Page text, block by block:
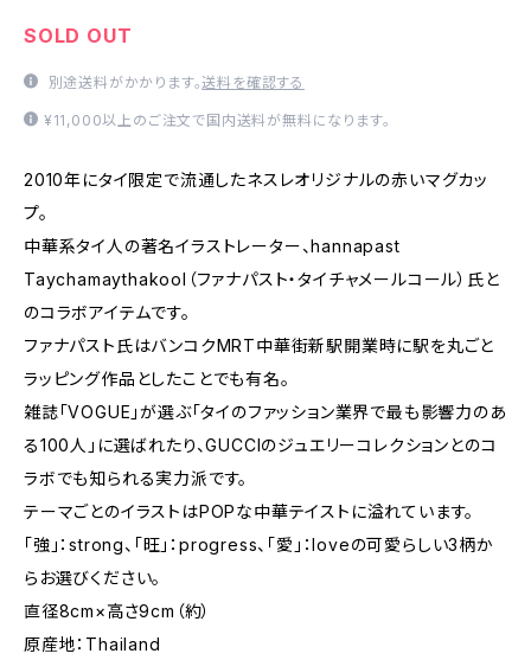
SOLD OUT
別途送料がかかります。送料を確認する
¥11,000以上のご注文で国内送料が無料になります。
2010年にタイ限定で流通したネスレオリジナルの赤いマグカッ
プ。
中華系タイ人の著名イラストレーター、hannapast
Taychamaythakool（ファナパスト・タイチャメールコール）氏と
のコラボアイテムです。
ファナパスト氏はバンコクMRT中華街新駅開業時に駅を丸ごと
ラッピング作品としたことでも有名。
雑誌「VOGUE」が選ぶ「タイのファッション業界で最も影響力のあ
る100人」に選ばれたり、GUCCIのジュエリーコレクションとのコ
ラボでも知られる実力派です。
テーマごとのイラストはPOPな中華テイストに溢れています。
「強」：strong、「旺」：progress、「愛」：loveの可愛らしい3柄か
らお選びください。
直径8cm×高さ9cm（約）
原産地：Thailand